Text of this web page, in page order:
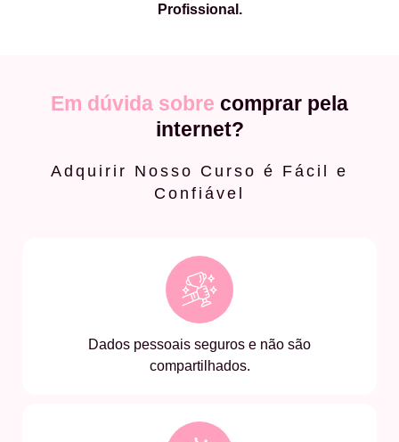
Profissional.
Em dúvida sobre comprar pela
internet?
Adquirir Nosso Curso é Fácil e
Confiável
Dados pessoais seguros e não são
compartilhados.